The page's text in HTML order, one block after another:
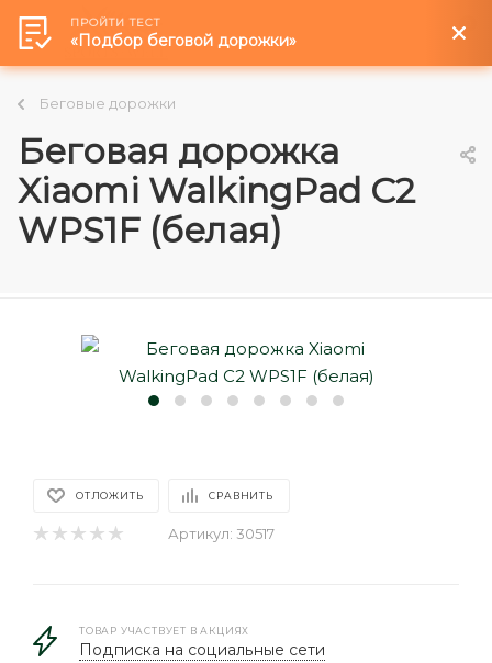
0
Беговые дорожки
Беговая дорожка
Xiaomi WalkingPad C2
WPS1F (белая)
ОТЛОЖИТЬ СРАВНИТЬ
Артикул: 30517
ТОВАР УЧАСТВУЕТ В АКЦИЯХ
Подписка на социальные сети
ПРОЙТИ ТЕСТ
«Подбор беговой дорожки»